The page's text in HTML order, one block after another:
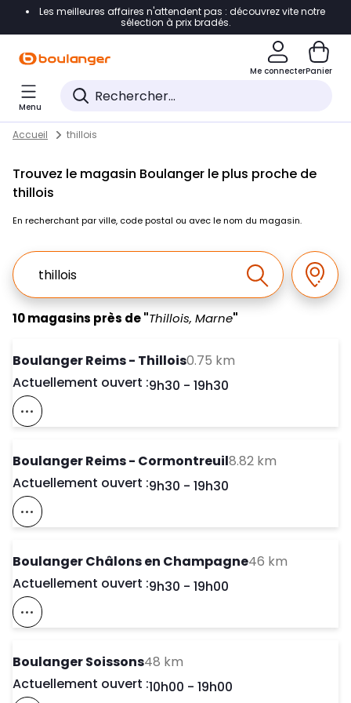
Accéder directement à la navigation
Accéder directement au pied de page
Accéder directement au chatbot
Les meilleures affaires n'attendent pas : découvrez vite notre
sélection à prix bradés.
Me connecterPanier
Menu
Skip to content
Return to Nav
Accueil thillois
Trouvez le magasin Boulanger le plus proche de
thillois
En recherchant par ville, code postal ou avec le nom du magasin.
Ville, Region, Code postal ou Ville & Pays
Effectuer la
10 magasins près de "Thillois, Marne"
Boulanger Reims - Thillois0.75 km
Actuellement ouvert :Day of the Week
9h30 - 19h30
Voir Ce Magasin Sur La Carte
Boulanger Reims - Cormontreuil8.82 km
Actuellement ouvert :Day of the Week
9h30 - 19h30
Voir Ce Magasin Sur La Carte
Boulanger Châlons en Champagne46 km
Actuellement ouvert :Day of the Week
9h30 - 19h00
Voir Ce Magasin Sur La Carte
Boulanger Soissons48 km
Actuellement ouvert :Day of the Week
10h00 - 19h00